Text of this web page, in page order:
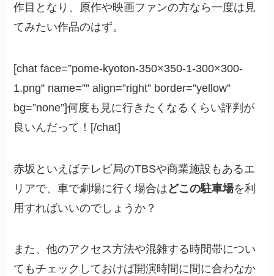
作目となり、原作や映画ファンの方なら一度は見
てみたい作品のはず。
[chat face=”pome-kyoton-350×350-1-300×300-
1.png” name=”” align=”right” border=”yellow”
bg=”none”]何度も見に行きたくなるくらい評判が
良いんだって！[/chat]
赤坂といえばテレビ局のTBSや商業施設もあるエ
リアで、車で劇場に行く場合は どこの駐車場を利
用すればいいのでしょうか？
また、他のアクセス方法や混雑する時間帯につい
てもチェックしておけば開演時間に間に合わなか